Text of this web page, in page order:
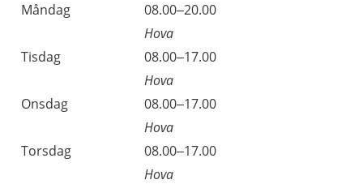
Dag
Öppettider
Kommentarer
Måndag
08.00–20.00
Hova
Tisdag
08.00–17.00
Hova
Onsdag
08.00–17.00
Hova
Torsdag
08.00–17.00
Hova